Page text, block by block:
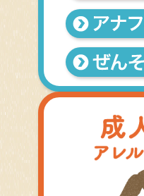
アレル
アレルギー性鼻
アレルギーって何？
災害時のアレルギー対
医療従事者教育関係者